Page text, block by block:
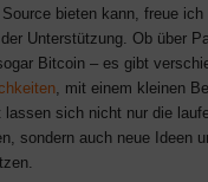
bieten kann, freue ich
Unterstützung. Ob über
Bitcoin – es gibt
, mit einem kleinen
lassen sich nicht nur die
sondern auch neue Ideen